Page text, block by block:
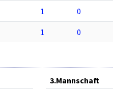
1 0
1 0
3.Mannschaft